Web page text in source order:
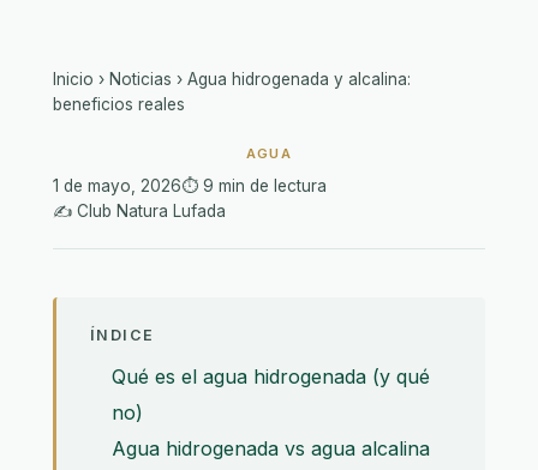
Inicio › Noticias › Agua hidrogenada y alcalina:
beneficios reales
AGUA
1 de mayo, 2026⏱️ 9 min de lectura
✍️ Club Natura Lufada
ÍNDICE
Qué es el agua hidrogenada (y qué
no)
Agua hidrogenada vs agua alcalina